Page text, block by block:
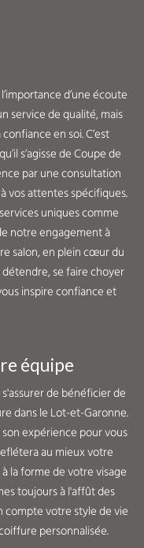
d’une écoute
service de qualité, mais
en soi. C’est
s’agisse de Coupe de
par une consultation
vos attentes spécifiques.
uniques comme
notre engagement à
salon, en plein cœur du
se faire choyer
inspire confiance et
équipe
de bénéficier de
dans le Lot-et-Garonne.
expérience pour vous
au mieux votre
la forme de votre visage
toujours à l'affût des
compte votre style de vie
personnalisée.